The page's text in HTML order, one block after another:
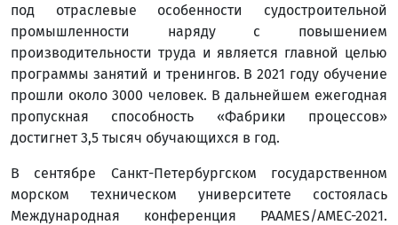
под отраслевые особенности судостроительной
промышленности наряду с повышением
производительности труда и является главной целью
программы занятий и тренингов. В 2021 году обучение
прошли около 3000 человек. В дальнейшем ежегодная
пропускная способность «Фабрики процессов»
достигнет 3,5 тысяч обучающихся в год.
В сентябре Санкт-Петербургском государственном
морском техническом университете состоялась
Международная конференция PAAMES/AMEC-2021.